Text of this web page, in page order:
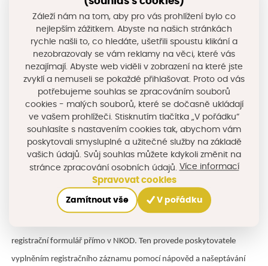
čitelné schéma souboru ke stažení či specifikaci datové služby.
Jedním z lídru publikování otevřených dat v ČR je i Královéhradecký
kraj, který k 1. 5. 2022 publikoval v NKOD celkem 54 datových sad.
Všechny datové sady jsou kromě NKOD dostupné i přímo na
datovém portálu Královéhradeckého krajeData KHK. Přehled
všechpublikovaných otevřených datových sadnaleznete zde.
Pokud disponujete kvalitními vlastními daty v ucelených datových
sadách, možná by stálo za to je do NKOD registrovat. Registrovat
datovou sadu do NKOD může poskytovatel dvěma základními
způsoby. Pro drobnější či začínající poskytovatele, jejichž záznamy o
registrační formulář přímo v NKOD. Ten provede poskytovatele
vyplněním registračního záznamu pomocí nápověd a našeptávání
Záleží nám na tom, aby pro vás prohlížení bylo co
nejlepším zážitkem. Abyste na našich stránkách
rychle našli to, co hledáte, ušetřili spoustu klikání a
nezobrazovaly se vám reklamy na věci, které vás
nezajímají. Abyste web viděli v zobrazení na které jste
zvyklí a nemuseli se pokaždé přihlašovat. Proto od vás
potřebujeme souhlas se zpracováním souborů
cookies - malých souborů, které se dočasně ukládají
ve vašem prohlížeči. Stisknutím tlačítka „V pořádku“
souhlasíte s nastavením cookies tak, abychom vám
poskytovali smysluplné a užitečné služby na základě
vašich údajů. Svůj souhlas můžete kdykoli změnit na
stránce zpracování osobních údajů. Více informací
Spravovat cookies
Zamítnout vše V pořádku